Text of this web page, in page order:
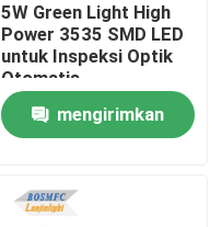
5W Green Light High
Power 3535 SMD LED
untuk Inspeksi Optik
Otomatis
mengirimkan